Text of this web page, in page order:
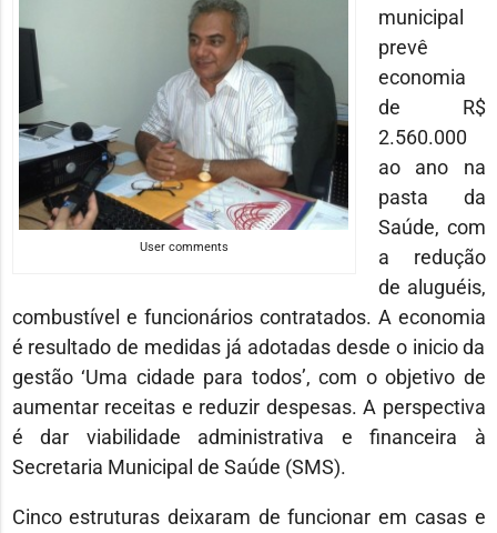
User comments
municipal
prevê
economia
de R$
2.560.000
ao ano na
pasta da
Saúde, com
a redução
de aluguéis,
combustível e funcionários contratados. A economia
é resultado de medidas já adotadas desde o inicio da
gestão ‘Uma cidade para todos’, com o objetivo de
aumentar receitas e reduzir despesas. A perspectiva
é dar viabilidade administrativa e financeira à
Secretaria Municipal de Saúde (SMS).
Cinco estruturas deixaram de funcionar em casas e